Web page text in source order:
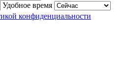
Удобное время
конфиденциальности